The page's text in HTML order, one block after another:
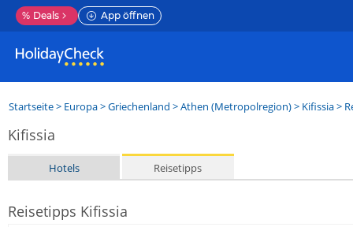
% Deals App öffnen
Startseite> Europa>Griechenland >Athen (Metropolregion)> Kifissia>
Kifissia
Hotels Reisetipps
Reisetipps Kifissia